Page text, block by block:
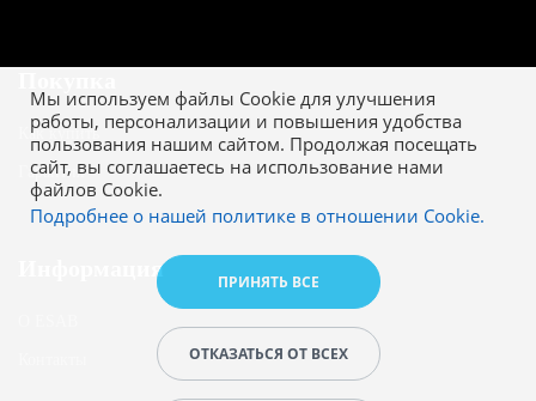
Мы используем файлы Cookie для улучшения
работы, персонализации и повышения удобства
пользования нашим сайтом. Продолжая посещать
сайт, вы соглашаетесь на использование нами
файлов Cookie.
Подробнее о нашей политике в отношении Cookie.
ПРИНЯТЬ ВСЕ
ОТКАЗАТЬСЯ ОТ ВСЕХ
Как купить
Гарантия
Информация